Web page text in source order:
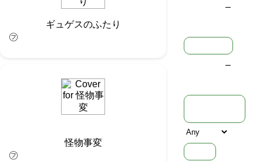
ギュゲスのふたり
㋫
怪物事変
㋫
–
–